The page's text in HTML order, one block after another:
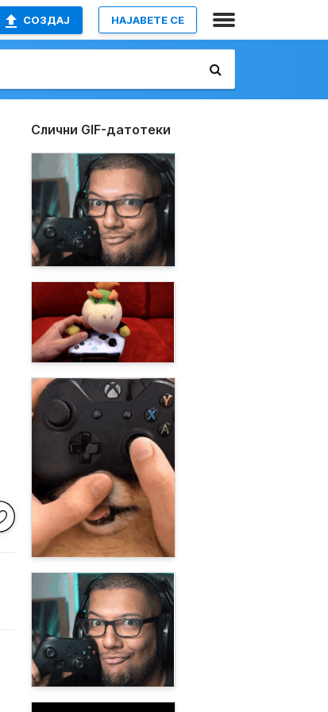
СОЗДАЈ НАЈАВETE СЕ
Слични GIF-датотеки